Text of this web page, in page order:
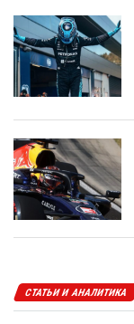
СТАТЬИ И АНАЛИТИКА